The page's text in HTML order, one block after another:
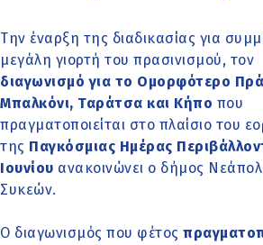
Την έναρξη της διαδικασίας για
μεγάλη γιορτή του πρασινισμού, τον
διαγωνισμό για το Ομορφότερο
Μπαλκόνι, Ταράτσα και Κήπο που
πραγματοποιείται στο πλαίσιο του
της Παγκόσμιας Ημέρας
Ιουνίου ανακοινώνει ο δήμος
Συκεών.
Ο διαγωνισμός που φέτος